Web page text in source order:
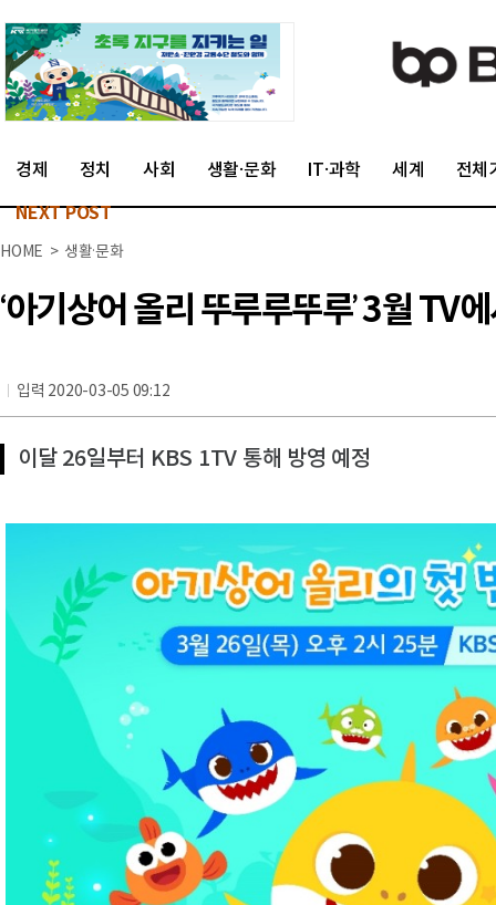
경제 정치 사회 생활·문화 IT·과학 세계 전체
NEXT POST
HOME > 생활·문화
‘아기상어 올리 뚜루루뚜루’ 3월 TV
입력 2020-03-05 09:12
이달 26일부터 KBS 1TV 통해 방영 예정